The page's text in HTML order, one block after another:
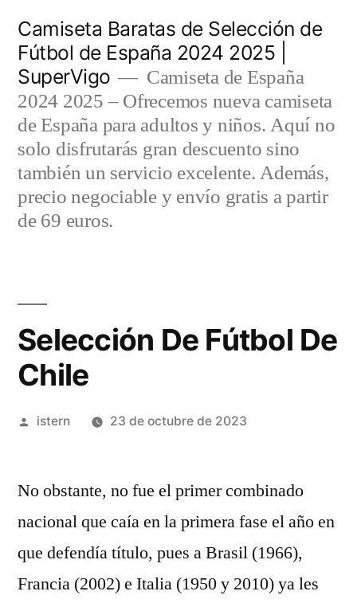
contenido
Camiseta Baratas de Selección de
Fútbol de España 2024 2025 |
SuperVigo
Camiseta de España
2024 2025 – Ofrecemos nueva camiseta
de España para adultos y niños. Aquí no
solo disfrutarás gran descuento sino
también un servicio excelente. Además,
precio negociable y envío gratis a partir
de 69 euros.
Selección De Fútbol De
Chile
Publicado
istern 23 de octubre de 2023
No obstante, no fue el primer combinado
nacional que caía en la primera fase el año en
que defendía título, pues a Brasil (1966),
Francia (2002) e Italia (1950 y 2010) ya les